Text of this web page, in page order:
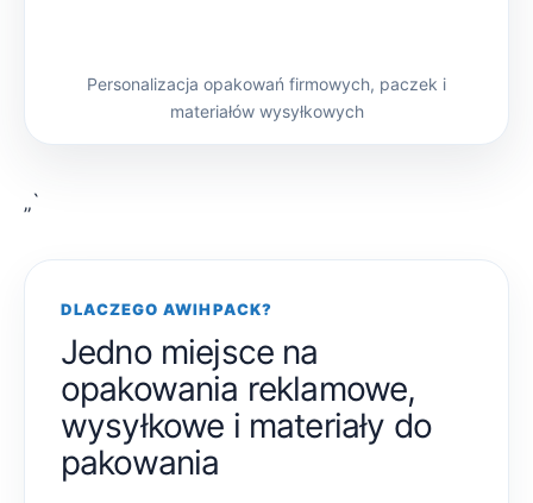
Personalizacja opakowań firmowych, paczek i
materiałów wysyłkowych
„`
DLACZEGO AWIHPACK?
Jedno miejsce na
opakowania reklamowe,
wysyłkowe i materiały do
pakowania